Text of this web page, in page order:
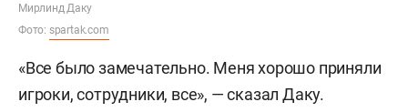
Мирлинд Даку
Фото: spartak.com
«Все было замечательно. Меня хорошо приняли
игроки, сотрудники, все», — сказал Даку.